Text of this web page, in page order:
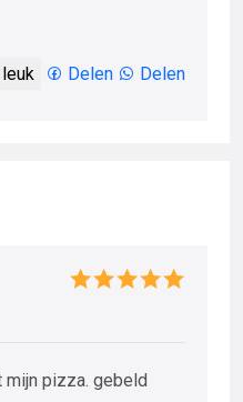
Delen Delen
pizza. gebeld